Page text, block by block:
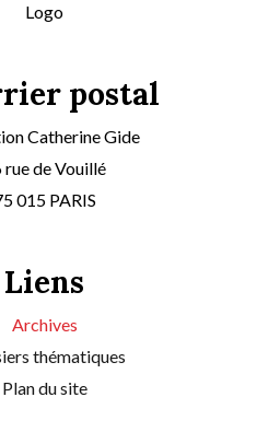
Logo
postal
Catherine Gide
rue de Vouillé
015 PARIS
Liens
Archives
thématiques
Plan du site